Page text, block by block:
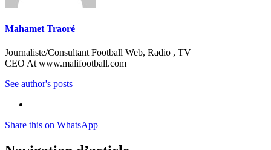
Mahamet Traoré
Journaliste/Consultant Football Web, Radio , TV
CEO At www.malifootball.com
See author's posts
Share this on WhatsApp